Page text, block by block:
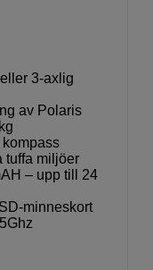
3-axlig
av Polaris
kompass
tuffa miljöer
– upp till 24
minneskort